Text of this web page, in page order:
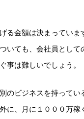
る金額は決まっていま
いても、会社員として
事は難しいでしょう。
のビジネスを持ってい
に、月に１０００万稼